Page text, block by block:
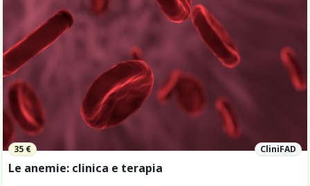
35 € CliniFAD
Le anemie: clinica e terapia